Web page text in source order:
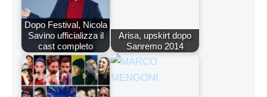
Dopo Festival, Nicola
Savino ufficializza il
cast completo
Arisa, upskirt dopo
Sanremo 2014